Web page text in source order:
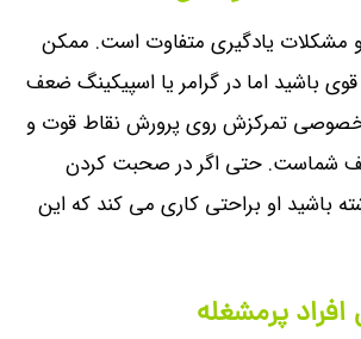
و مشکلات یادگیری متفاوت است. ممکن
باشید اما در گرامر یا اسپیکینگ ضعف
خصوصی تمرکزش روی پرورش نقاط قوت و
شماست. حتی اگر در صحبت کردن
باشید او براحتی کاری می کند که این